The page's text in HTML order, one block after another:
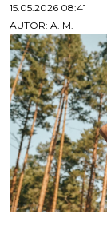
15.05.2026 08:41
AUTOR: A. M.